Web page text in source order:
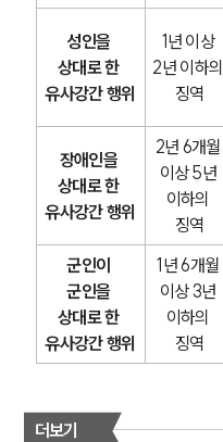
성인을
상대로 한
유사강간 행위
1년 이상
2년 이하의
징역
장애인을
상대로 한
유사강간 행위
2년 6개월
이상 5년
이하의
징역
군인이
군인을
상대로 한
유사강간 행위
1년 6개월
이상 3년
이하의
징역
더보기